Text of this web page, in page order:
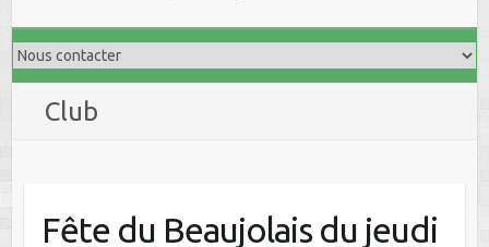
Club
Fête du Beaujolais du jeudi